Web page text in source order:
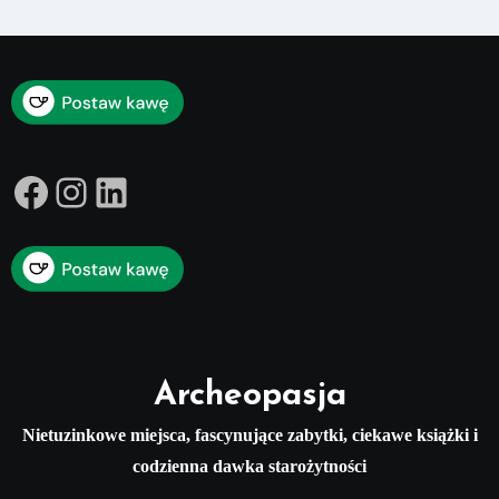
Facebook
Instagram
LinkedIn
Archeopasja
Nietuzinkowe miejsca, fascynujące zabytki, ciekawe książki i
codzienna dawka starożytności